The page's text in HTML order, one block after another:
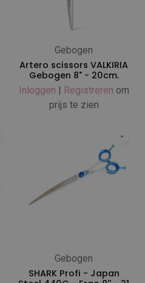
Gebogen
Artero scissors VALKIRIA
Gebogen 8" - 20cm.
Inloggen | Registreren om
prijs te zien
Gebogen
SHARK Profi - Japan